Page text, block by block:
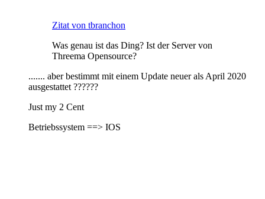
Zitat von tbranchon
Was genau ist das Ding? Ist der Server von
Threema Opensource?
....... aber bestimmt mit einem Update neuer als April 2020
ausgestattet ??????
Just my 2 Cent
Betriebssystem ==> IOS